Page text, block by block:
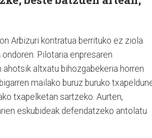
Arbizuri kontratua berrituko ez ziola
Pilotaria enpresaren
ahotsik altxatu bihozgabekeria horren
mailako buruz buruko
txapelketan sartzeko. Aurten,
eskubideak defendatzeko antolatu